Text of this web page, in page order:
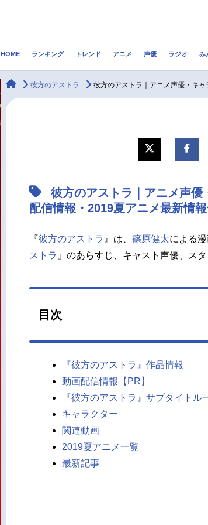
声優記事一覧
HOME ランキング トレンド アニメ 声優 ラジオ み
animateTimes
彼方のアストラ 彼方のアストラ｜アニメ声優・キ
彼方のアストラ｜アニメ声
配信情報・2019夏アニメ最新情
『彼方のアストラ 』は、 篠原健太による
ストラ 』のあらすじ、キャスト声優、ス
目次
『彼方のアストラ』作品情報
動画配信情報【PR】
『彼方のアストラ』サブタイトル
キャラクター
関連動画
2019夏アニメ一覧
最新記事